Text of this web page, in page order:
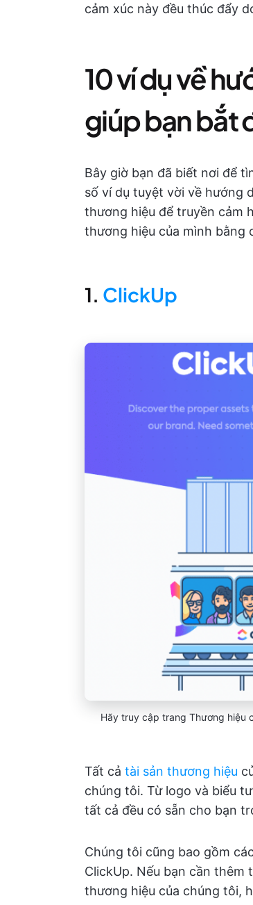
cảm xúc này đều thúc đẩy
10 ví dụ về
giúp bạn bắt
Bây giờ bạn đã biết nơi để
số ví dụ tuyệt vời về hướng
thương hiệu để truyền cảm
thương hiệu của mình bằng
1. ClickUp
Hãy truy cập trang Thương hiệu
Tất cả tài sản thương hiệu
chúng tôi. Từ logo và biểu
tất cả đều có sẵn cho bạn
Chúng tôi cũng bao gồm
ClickUp. Nếu bạn cần thêm
thương hiệu của chúng tôi,